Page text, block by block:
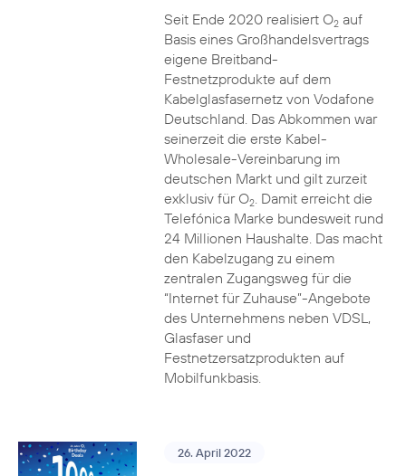
Seit Ende 2020 realisiert O2auf
Basis eines Großhandelsvertrags
eigene Breitband-
Festnetzprodukte auf dem
Kabelglasfasernetz von Vodafone
Deutschland. Das Abkommen war
seinerzeit die erste Kabel-
Wholesale-Vereinbarung im
deutschen Markt und gilt zurzeit
exklusiv für O2. Damit erreicht die
Telefónica Marke bundesweit rund
24 Millionen Haushalte. Das macht
den Kabelzugang zu einem
zentralen Zugangsweg für die
“Internet für Zuhause”-Angebote
des Unternehmens neben VDSL,
Glasfaser und
Festnetzersatzprodukten auf
Mobilfunkbasis.
26. April 2022